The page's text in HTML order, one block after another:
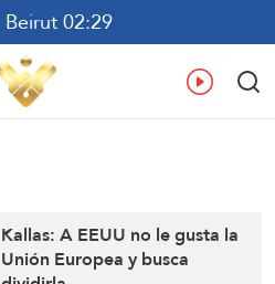
Beirut 02:29
ع En
Kallas: A EEUU no le gusta la
Unión Europea y busca